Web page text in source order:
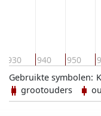
930 940 950
Gebruikte symbolen:
grootouders